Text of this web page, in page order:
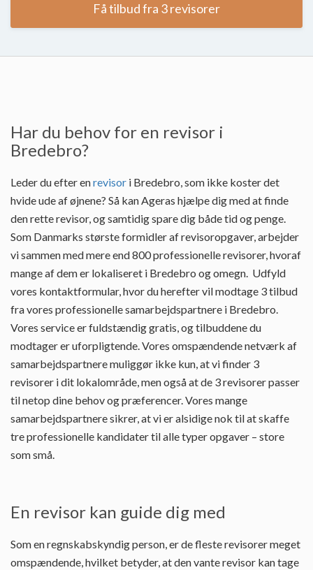
Få tilbud fra 3 revisorer
Har du behov for en revisor i
Bredebro?
Leder du efter enrevisor i Bredebro, som ikke koster det
hvide ude af øjnene? Så kan Ageras hjælpe dig med at finde
den rette revisor, og samtidig spare dig både tid og penge.
Som Danmarks største formidler af revisoropgaver, arbejder
vi sammen med mere end 800 professionelle revisorer, hvoraf
mange af dem er lokaliseret i Bredebro og omegn. Udfyld
vores kontaktformular, hvor du herefter vil modtage 3 tilbud
fra vores professionelle samarbejdspartnere i Bredebro.
Vores service er fuldstændig gratis, og tilbuddene du
modtager er uforpligtende. Vores omspændende netværk af
samarbejdspartnere muliggør ikke kun, at vi finder 3
revisorer i dit lokalområde, men også at de 3 revisorer passer
til netop dine behov og præferencer. Vores mange
samarbejdspartnere sikrer, at vi er alsidige nok til at skaffe
tre professionelle kandidater til alle typer opgaver – store
som små.
En revisor kan guide dig med
Som en regnskabskyndig person, er de fleste revisorer meget
omspændende, hvilket betyder, at den vante revisor kan tage